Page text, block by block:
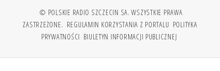
© POLSKIE RADIO SZCZECIN SA. WSZYSTKIE PRAWA
ZASTRZEŻONE. REGULAMIN KORZYSTANIA Z PORTALU POLITYKA
PRYWATNOŚCI BIULETYN INFORMACJI PUBLICZNEJ